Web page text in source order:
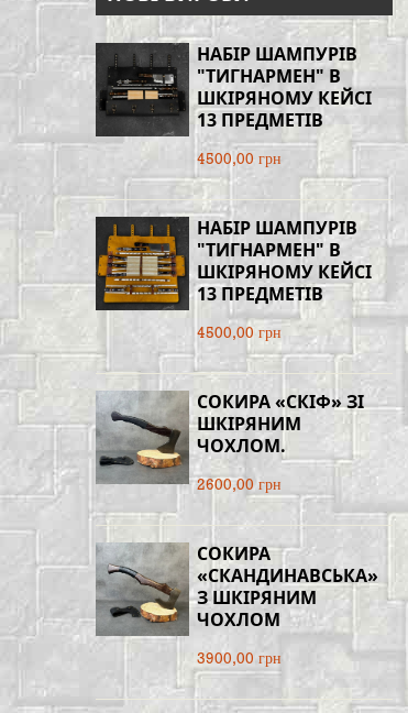
НАБІР ШАМПУРІВ
"ТИГНАРМЕН" В
ШКІРЯНОМУ КЕЙСІ
13 ПРЕДМЕТІВ
4500,00 грн
НАБІР ШАМПУРІВ
"ТИГНАРМЕН" В
ШКІРЯНОМУ КЕЙСІ
13 ПРЕДМЕТІВ
4500,00 грн
СОКИРА «СКІФ» ЗІ
ШКІРЯНИМ
ЧОХЛОМ.
2600,00 грн
СОКИРА
«СКАНДИНАВСЬКА»
З ШКІРЯНИМ
ЧОХЛОМ
3900,00 грн